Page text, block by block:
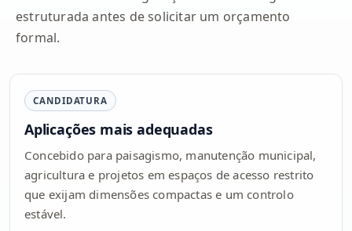
estruturada antes de solicitar um orçamento
formal.
CANDIDATURA
Aplicações mais adequadas
Concebido para paisagismo, manutenção municipal,
agricultura e projetos em espaços de acesso restrito
que exijam dimensões compactas e um controlo
estável.